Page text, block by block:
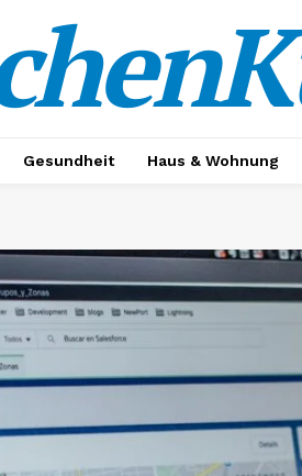
Gesundheit Haus & Wohnung